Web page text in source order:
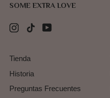
SOME EXTRA LOVE
Instagram
TikTok
Tienda
Historia
Preguntas Frecuentes